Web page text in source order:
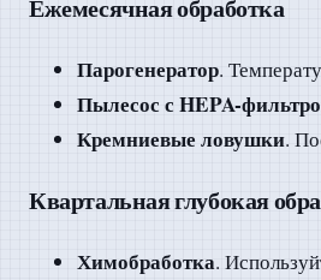
Ежемесячная обработка
Парогенератор.
Пылесос с HEPA-
Кремниевые ловушки.
Квартальная глубокая
Химобработка.